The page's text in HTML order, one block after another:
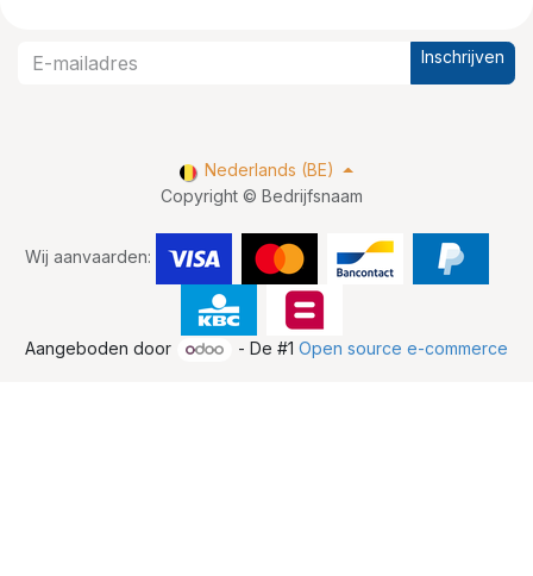
Inschrijven
Copyright © Bedrijfsnaam
Wij aanvaarden:
Nederlands (BE)
Aangeboden door - De #1Open source e-commerce